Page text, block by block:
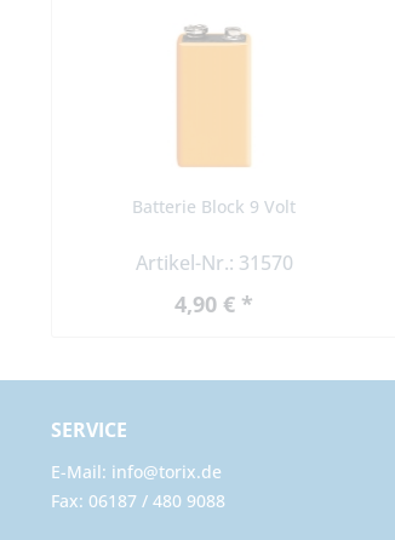
Batterie Block 9 Volt
Artikel-Nr.: 31570
4,90 € *
SERVICE
E-Mail: info@torix.de
Fax: 06187 / 480 9088